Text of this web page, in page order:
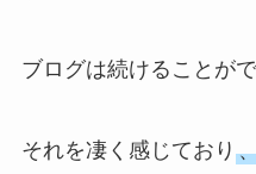
ブログは続けることが
それを凄く感じており